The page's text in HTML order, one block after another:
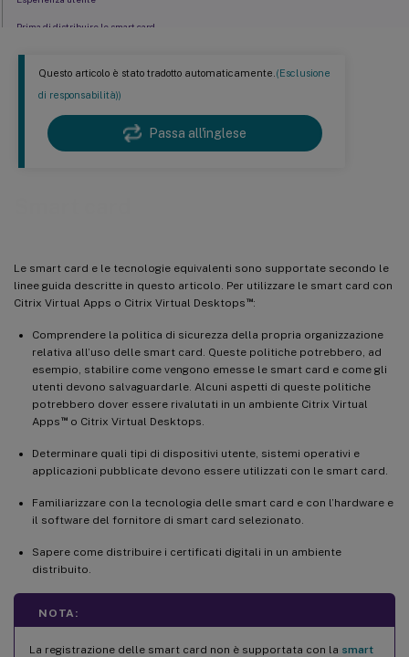
Questo articolo è stato tradotto automaticamente.(Esclusione
di responsabilità))
Passa all'inglese
Le smart card e le tecnologie equivalenti sono supportate secondo le
linee guida descritte in questo articolo. Per utilizzare le smart card con
Citrix Virtual Apps o Citrix Virtual Desktops ™:
Comprendere la politica di sicurezza della propria organizzazione
relativa all’uso delle smart card. Queste politiche potrebbero, ad
esempio, stabilire come vengono emesse le smart card e come gli
utenti devono salvaguardarle. Alcuni aspetti di queste politiche
potrebbero dover essere rivalutati in un ambiente Citrix Virtual
Apps ™o Citrix Virtual Desktops.
Determinare quali tipi di dispositivi utente, sistemi operativi e
applicazioni pubblicate devono essere utilizzati con le smart card.
Familiarizzare con la tecnologia delle smart card e con l’hardware e
il software del fornitore di smart card selezionato.
Sapere come distribuire i certificati digitali in un ambiente
distribuito.
NOTA:
La registrazione delle smart card non è supportata con la smart
Prima di distribuire le smart card
Abilitare l’uso delle smart card
Tracciare il conteggio degli inserimenti del lettore di smart card